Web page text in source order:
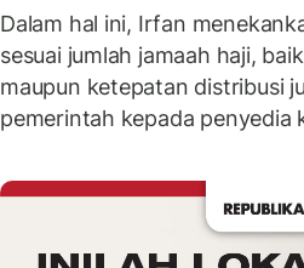
Dalam hal ini, Irfan
sesuai jumlah jamaah haji,
maupun ketepatan distribusi
pemerintah kepada penyedia